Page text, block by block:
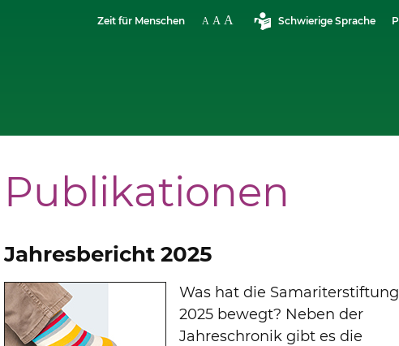
Zeit für Menschen Schwierige Sprache
Publikationen
Jahresbericht 2025
Was hat die Samariterstiftung
2025 bewegt? Neben der
Jahreschronik gibt es die